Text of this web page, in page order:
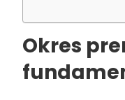
Okres